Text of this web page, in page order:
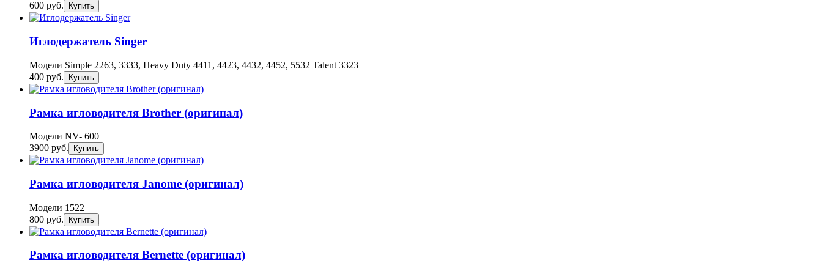
600 руб. Купить
Иглодержатель Singer
Модели Simple 2263, 3333, Heavy Duty 4411, 4423, 4432, 4452, 5532 Talent 3323
400 руб.
Купить
Рамка игловодителя Brother (оригинал)
Модели NV- 600
3900 руб.
Купить
Рамка игловодителя Janome (оригинал)
Модели 1522
800 руб.
Купить
Рамка игловодителя Bernette (оригинал)